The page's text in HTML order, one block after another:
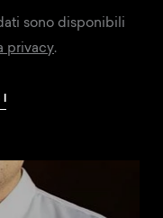
sono disponibili
privacy.